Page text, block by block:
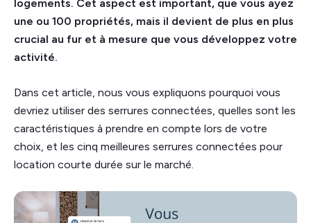
logements. Cet aspect est important, que vous ayez
une ou 100 propriétés, mais il devient de plus en plus
crucial au fur et à mesure que vous développez votre
activité.
Dans cet article, nous vous expliquons pourquoi vous
devriez utiliser des serrures connectées, quelles sont les
caractéristiques à prendre en compte lors de votre
choix, et les cinq meilleures serrures connectées pour
location courte durée sur le marché.